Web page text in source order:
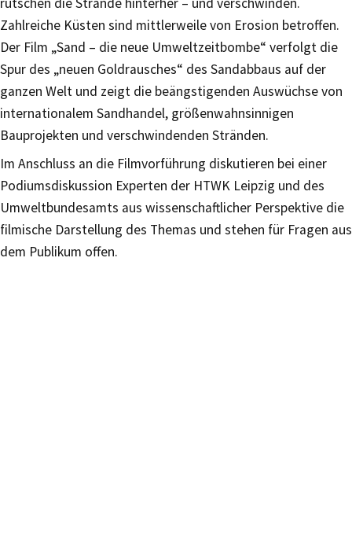
Zahlreiche Küsten sind mittlerweile von Erosion betroffen.
Der Film „Sand – die neue Umweltzeitbombe“ verfolgt die
Spur des „neuen Goldrausches“ des Sandabbaus auf der
ganzen Welt und zeigt die beängstigenden Auswüchse von
internationalem Sandhandel, größenwahnsinnigen
Bauprojekten und verschwindenden Stränden.
Im Anschluss an die Filmvorführung diskutieren bei einer
Podiumsdiskussion Experten der HTWK Leipzig und des
Umweltbundesamts aus wissenschaftlicher Perspektive die
filmische Darstellung des Themas und stehen für Fragen aus
dem Publikum offen.